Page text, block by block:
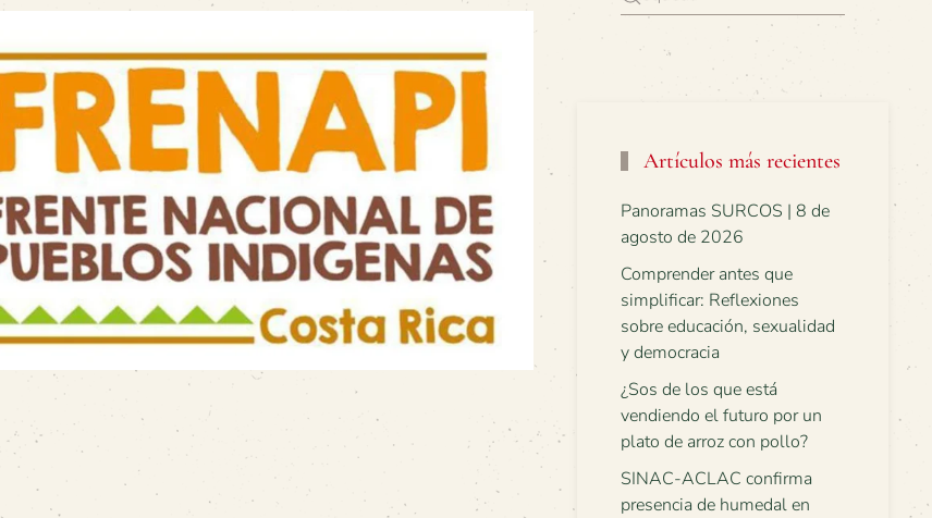
Artículos más recientes
Panoramas SURCOS | 8 de
agosto de 2026
Comprender antes que
simplificar: Reflexiones
sobre educación, sexualidad
y democracia
¿Sos de los que está
vendiendo el futuro por un
plato de arroz con pollo?
SINAC-ACLAC confirma
presencia de humedal en